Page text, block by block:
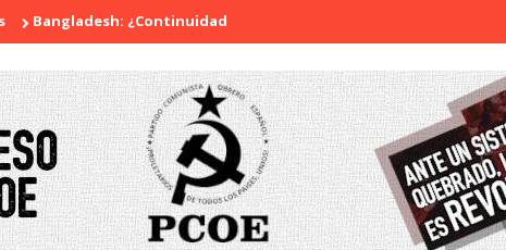
¿Continuidad o revolución?